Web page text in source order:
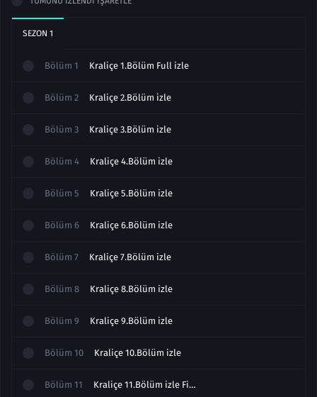
SEZON 1
Bölüm 1 Kraliçe 1.Bölüm Full izle
Bölüm 2 Kraliçe 2.Bölüm izle
Bölüm 3 Kraliçe 3.Bölüm izle
Bölüm 4 Kraliçe 4.Bölüm izle
Bölüm 5 Kraliçe 5.Bölüm izle
Bölüm 6 Kraliçe 6.Bölüm izle
Bölüm 7 Kraliçe 7.Bölüm izle
Bölüm 8 Kraliçe 8.Bölüm izle
Bölüm 9 Kraliçe 9.Bölüm izle
Bölüm 10 Kraliçe 10.Bölüm izle
Bölüm 11 Kraliçe 11.Bölüm izle Final